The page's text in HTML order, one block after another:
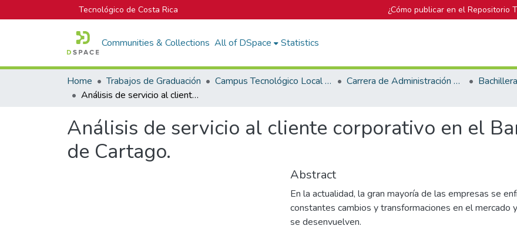
Tecnológico de Costa Rica ¿Cómo publicar en el Repositorio
Communities & Collections All of DSpace Statistics
Home Trabajos de Graduación Campus Tecnológico Local San José Carrera de Administración de Empresa
Análisis de servicio al cliente corporativo en el Banco Crédito Agrícola de Cartago.
Análisis de servicio al cliente corporativo en el
de Cartago.
Abstract
En la actualidad, la gran mayoría de las empresas se
constantes cambios y transformaciones en el mercado
se desenvuelven.